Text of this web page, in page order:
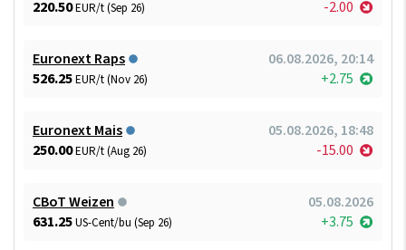
220.50EUR/t (Sep 26) -2.00
Euronext Raps
06.08.2026, 20:14
526.25EUR/t (Nov 26) +2.75
Euronext Mais
05.08.2026, 18:48
250.00EUR/t (Aug 26) -15.00
CBoT Weizen
05.08.2026
631.25US-Cent/bu (Sep 26) +3.75